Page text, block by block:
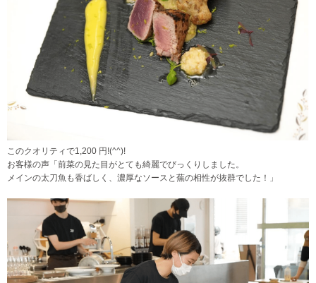
このクオリティで1,200 円!(^^)!
お客様の声「前菜の見た目がとても綺麗でびっくりしました。
メインの太刀魚も香ばしく、濃厚なソースと蕪の相性が抜群でした！」